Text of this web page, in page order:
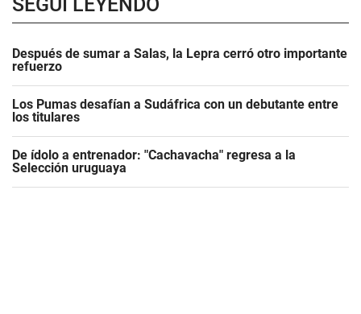
Después de sumar a Salas, la Lepra cerró otro importante
refuerzo
Los Pumas desafían a Sudáfrica con un debutante entre
los titulares
De ídolo a entrenador: "Cachavacha" regresa a la
Selección uruguaya